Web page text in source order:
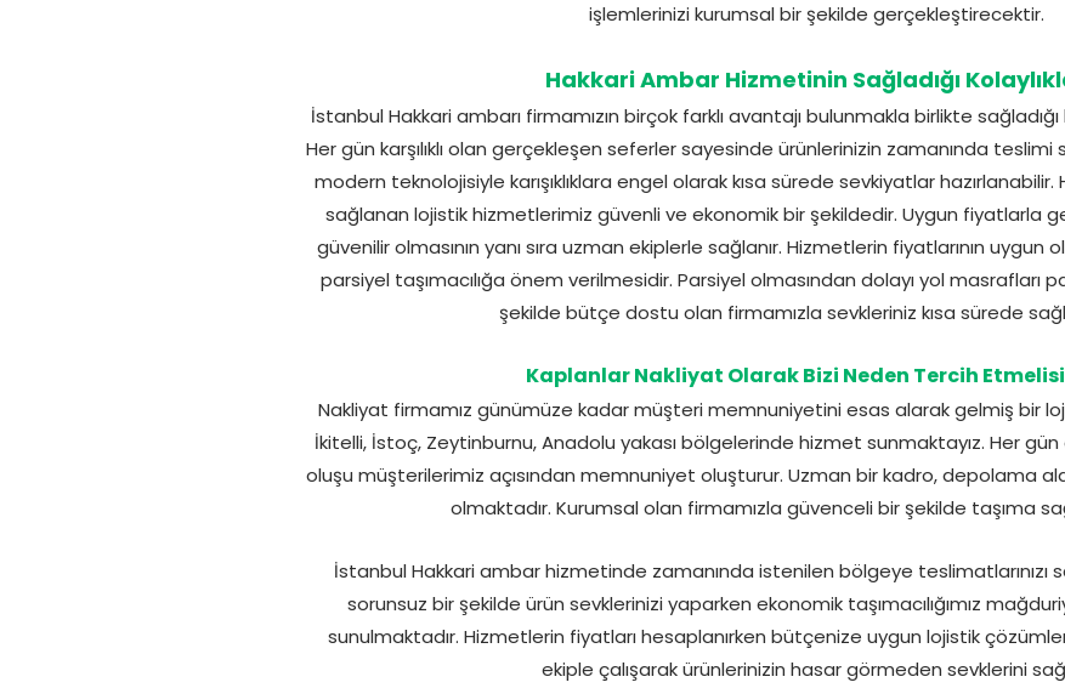
işlemlerinizi kurumsal bir şekilde gerçekleştirecektir.
Hakkari Ambar Hizmetinin Sağladığı
İstanbul Hakkari ambarı firmamızın birçok farklı avantajı bulunmakla birlikte
Her gün karşılıklı olan gerçekleşen seferler sayesinde ürünlerinizin zamanında teslimi
modern teknolojisiyle karışıklıklara engel olarak kısa sürede sevkiyatlar hazırlanabilir.
sağlanan lojistik hizmetlerimiz güvenli ve ekonomik bir şekildedir. Uygun fiyatlarla
güvenilir olmasının yanı sıra uzman ekiplerle sağlanır. Hizmetlerin fiyatlarının uygun
parsiyel taşımacılığa önem verilmesidir. Parsiyel olmasından dolayı yol masrafları
şekilde bütçe dostu olan firmamızla sevkleriniz kısa sürede
Kaplanlar Nakliyat Olarak Bizi Neden Tercih
Nakliyat firmamız günümüze kadar müşteri memnuniyetini esas alarak gelmiş bir
İkitelli, İstoç, Zeytinburnu, Anadolu yakası bölgelerinde hizmet sunmaktayız. Her
oluşu müşterilerimiz açısından memnuniyet oluşturur. Uzman bir kadro, depolama
olmaktadır. Kurumsal olan firmamızla güvenceli bir şekilde taşıma
İstanbul Hakkari ambar hizmetinde zamanında istenilen bölgeye teslimatlarınızı
sorunsuz bir şekilde ürün sevklerinizi yaparken ekonomik taşımacılığımız
sunulmaktadır. Hizmetlerin fiyatları hesaplanırken bütçenize uygun lojistik
ekiple çalışarak ürünlerinizin hasar görmeden sevklerini